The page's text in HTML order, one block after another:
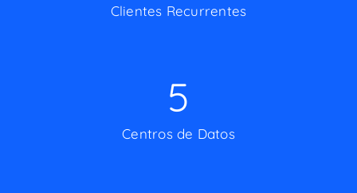
Clientes Recurrentes
5
Centros de Datos